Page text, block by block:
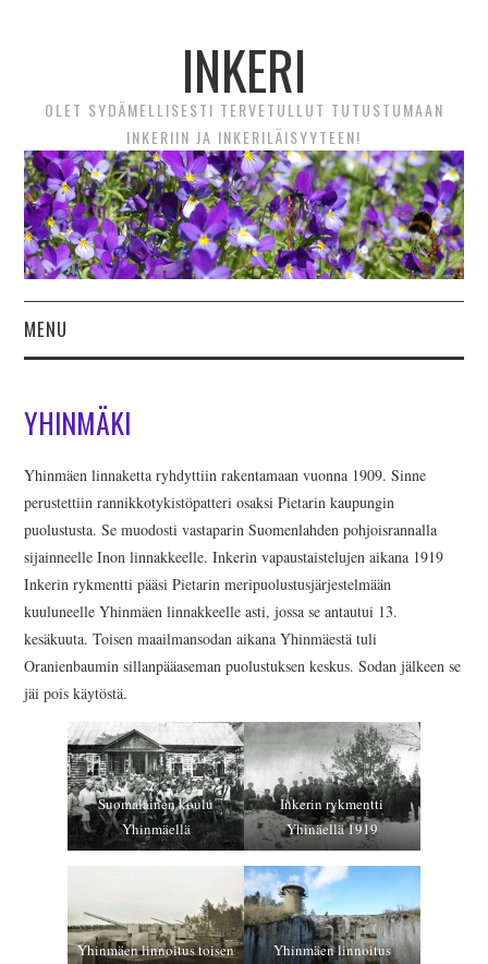
INKERI
OLET SYDÄMELLISESTI TERVETULLUT TUTUSTUMAAN
INKERIIN JA INKERILÄISYYTEEN!
MENU
UUTTA! VIDEOTARINAT
AJANKOHTAISTA
INKERILÄISET
INKERIN HISTORIA JA
KULTTUURI
INKERIN
KULTTUURISEURA RY
MOOSES PUTRON
MERKKIHENKILÖT
YHINMÄKI
Yhinmäen linnaketta ryhdyttiin rakentamaan vuonna 1909. Sinne
perustettiin rannikkotykistöpatteri osaksi Pietarin kaupungin
puolustusta. Se muodosti vastaparin Suomenlahden pohjoisrannalla
sijainneelle Inon linnakkeelle. Inkerin vapaustaistelujen aikana 1919
Inkerin rykmentti pääsi Pietarin meripuolustusjärjestelmään
kuuluneelle Yhinmäen linnakkeelle asti, jossa se antautui 13.
kesäkuuta. Toisen maailmansodan aikana Yhinmäestä tuli
Oranienbaumin sillanpääaseman puolustuksen keskus. Sodan jälkeen se
jäi pois käytöstä.
Suomalainen koulu
Yhinmäellä
Inkerin rykmentti
Yhinäellä 1919
Yhinmäen linnoitus toisen
Yhinmäen linnoitus